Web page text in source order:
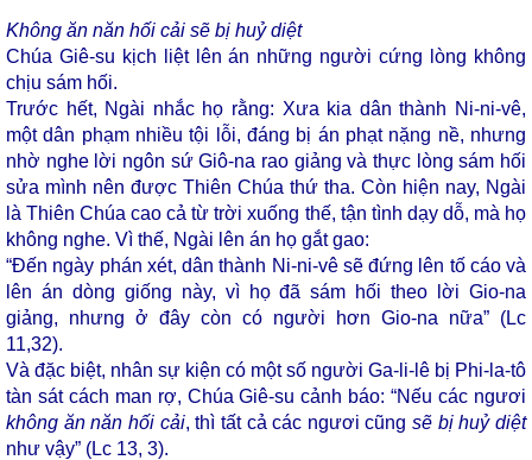
Không ăn năn hối cải sẽ bị huỷ diệt
Chúa Giê-su kịch liệt lên án những người cứng lòng không
chịu sám hối.
Trước hết, Ngài nhắc họ rằng: Xưa kia dân thành Ni-ni-vê,
một dân phạm nhiều tội lỗi, đáng bị án phạt nặng nề, nhưng
nhờ nghe lời ngôn sứ Giô-na rao giảng và thực lòng sám hối
sửa mình nên được Thiên Chúa thứ tha. Còn hiện nay, Ngài
là Thiên Chúa cao cả từ trời xuống thế, tận tình dạy dỗ, mà họ
không nghe. Vì thế, Ngài lên án họ gắt gao:
“Đến ngày phán xét, dân thành Ni-ni-vê sẽ đứng lên tố cáo và
lên án dòng giống này, vì họ đã sám hối theo lời Gio-na
giảng, nhưng ở đây còn có người hơn Gio-na nữa” (Lc
11,32).
Và đặc biệt, nhân sự kiện có một số người Ga-li-lê bị Phi-la-tô
tàn sát cách man rợ, Chúa Giê-su cảnh báo: “Nếu các ngươi
không ăn năn hối cải, thì tất cả các ngươi cũngsẽ bị huỷ diệt
như vậy” (Lc 13, 3).